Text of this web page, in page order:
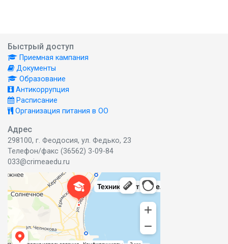
Быстрый доступ
Приемная кампания
Документы
Образование
Антикоррупция
Расписание
Организация питания в ОО
Адрес
298100, г. Феодосия, ул. Федько, 23
Телефон/факс (36562) 3-09-84
033@crimeaedu.ru